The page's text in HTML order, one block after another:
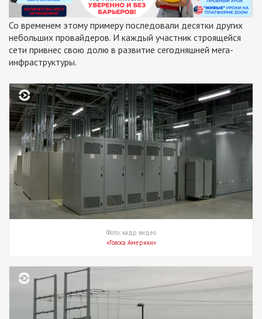
Со временем этому примеру последовали десятки других
небольших провайдеров. И каждый участник строящейся
сети привнес свою долю в развитие сегодняшней мега-
инфраструктуры.
Фото: кадр видео
«Голоса Америки»